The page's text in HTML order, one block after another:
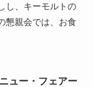
し、キーモルトの
懇親会では、お食
ュー・フェアー